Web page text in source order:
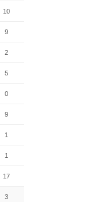
10
9
2
5
0
9
1
1
17
3